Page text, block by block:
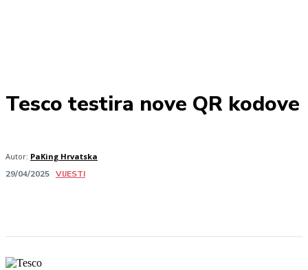
Tesco testira nove QR kodove
Autor: PaKing Hrvatska
29/04/2025 VIJESTI